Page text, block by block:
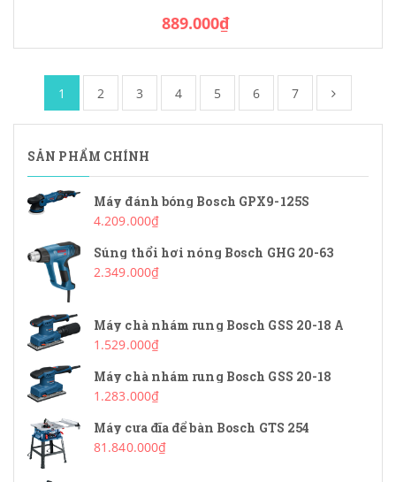
889.000₫
1 2 3 4 5 6 7
SẢN PHẨM CHÍNH
Máy đánh bóng Bosch GPX9-125S
4.209.000₫
Súng thổi hơi nóng Bosch GHG 20-63
2.349.000₫
Máy chà nhám rung Bosch GSS 20-18 A
1.529.000₫
Máy chà nhám rung Bosch GSS 20-18
1.283.000₫
Máy cưa đĩa để bàn Bosch GTS 254
81.840.000₫